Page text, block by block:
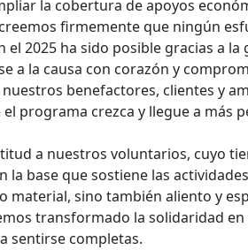
la cobertura de apoyos
firmemente que ningún
el 2025 ha sido posible gracias a
a la causa con corazón y
benefactores, clientes y
programa crezca y llegue a más
a nuestros voluntarios, cuyo
base que sostiene las
material, sino también aliento y
transformado la solidaridad en
sentirse completas.